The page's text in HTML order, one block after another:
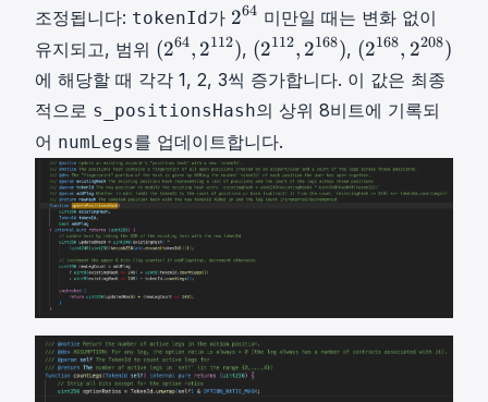
조정됩니다: tokenId가 2
6
4
2
^
{
6
4
264 미만일 때는 변화 없이
유지되고, 범위 (
2
4
,
2
1
2
)
(
2
^
{
6
(264, 2112), (
2
1
1
2
,
2
8
(
2
^
{
(2112, 2168), (
2
1
6
,
2
(
2
(2168, 2208)
에 해당할 때 각각 1, 2, 3씩 증가합니다. 이 값은 최종
적으로 s_positionsHash의 상위 8비트에 기록되
어 numLegs를 업데이트합니다.